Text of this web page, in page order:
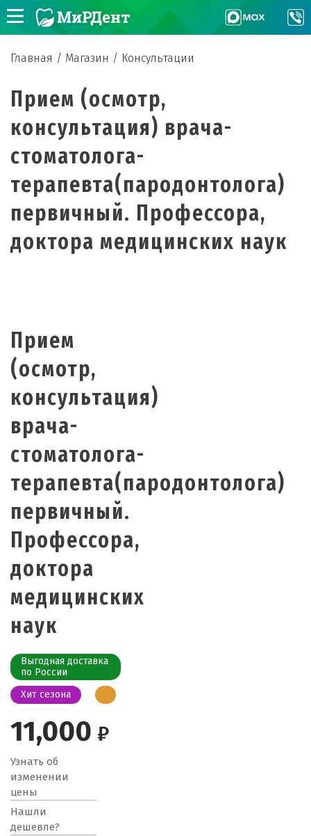
Главная / Магазин / Консультации
Прием (осмотр,
консультация) врача-
стоматолога-
терапевта(пародонтолога)
первичный. Профессора,
доктора медицинских наук
Прием
(осмотр,
консультация)
врача-
стоматолога-
терапевта(пародонтолога)
первичный.
Профессора,
доктора
медицинских
наук
Выгодная доставка
по России
Хит сезона
11,000 ₽
Узнать об
изменении
цены
Нашли
дешевле?